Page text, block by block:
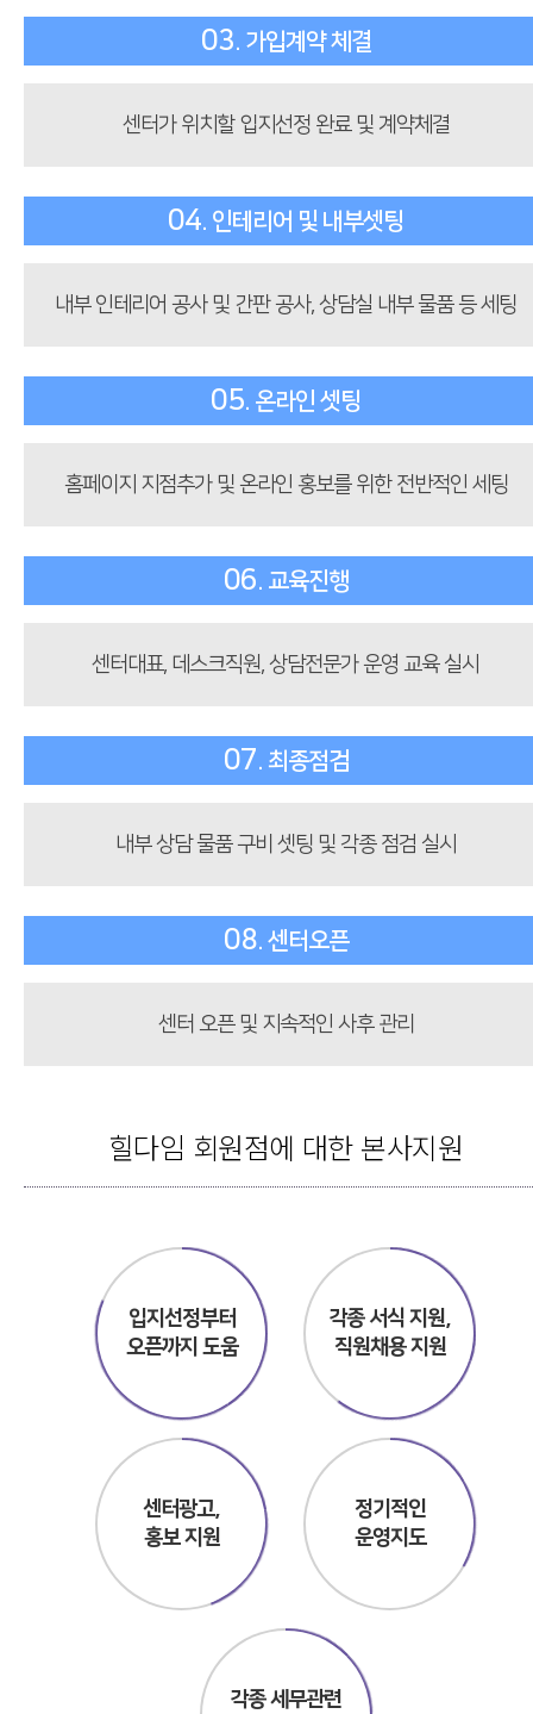
03. 가입계약 체결
센터가 위치할 입지선정 완료 및 계약체결
04. 인테리어 및 내부셋팅
내부 인테리어 공사 및 간판 공사, 상담실 내부 물품 등 세팅
05. 온라인 셋팅
홈페이지 지점추가 및 온라인 홍보를 위한 전반적인 세팅
06. 교육진행
센터대표, 데스크직원, 상담전문가 운영 교육 실시
07. 최종점검
내부 상담 물품 구비 셋팅 및 각종 점검 실시
08. 센터오픈
센터 오픈 및 지속적인 사후 관리
힐다임 회원점에 대한 본사지원
입지선정부터
오픈까지 도움
각종 서식 지원,
직원채용 지원
센터광고,
홍보 지원
정기적인
운영지도
각종 세무관련